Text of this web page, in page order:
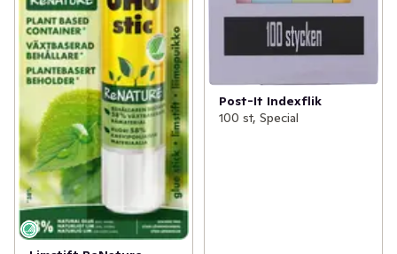
Post-It Indexflik
100 st, Special